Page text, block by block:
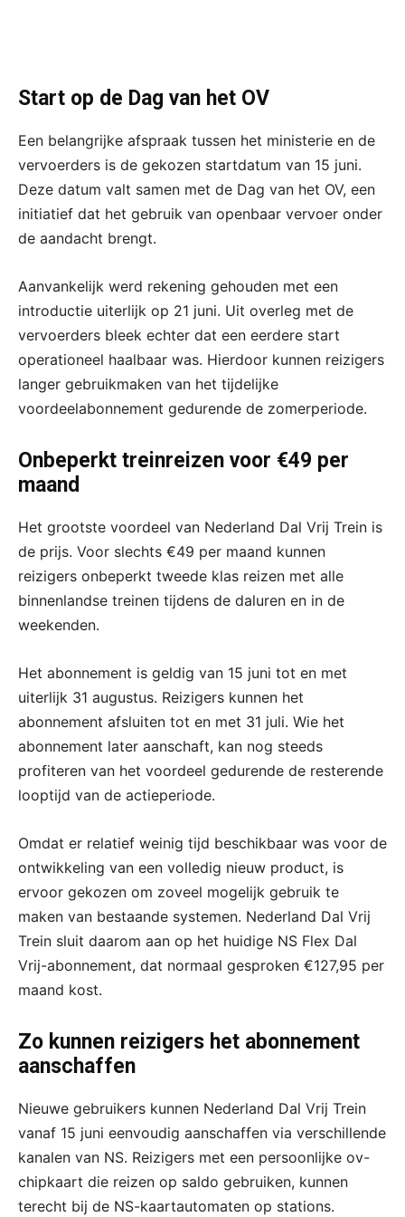
Start op de Dag van het OV
Een belangrijke afspraak tussen het ministerie en de
vervoerders is de gekozen startdatum van 15 juni.
Deze datum valt samen met de Dag van het OV, een
initiatief dat het gebruik van openbaar vervoer onder
de aandacht brengt.
Aanvankelijk werd rekening gehouden met een
introductie uiterlijk op 21 juni. Uit overleg met de
vervoerders bleek echter dat een eerdere start
operationeel haalbaar was. Hierdoor kunnen reizigers
langer gebruikmaken van het tijdelijke
voordeelabonnement gedurende de zomerperiode.
Onbeperkt treinreizen voor €49 per
maand
Het grootste voordeel van Nederland Dal Vrij Trein is
de prijs. Voor slechts €49 per maand kunnen
reizigers onbeperkt tweede klas reizen met alle
binnenlandse treinen tijdens de daluren en in de
weekenden.
Het abonnement is geldig van 15 juni tot en met
uiterlijk 31 augustus. Reizigers kunnen het
abonnement afsluiten tot en met 31 juli. Wie het
abonnement later aanschaft, kan nog steeds
profiteren van het voordeel gedurende de resterende
looptijd van de actieperiode.
Omdat er relatief weinig tijd beschikbaar was voor de
ontwikkeling van een volledig nieuw product, is
ervoor gekozen om zoveel mogelijk gebruik te
maken van bestaande systemen. Nederland Dal Vrij
Trein sluit daarom aan op het huidige NS Flex Dal
Vrij-abonnement, dat normaal gesproken €127,95 per
maand kost.
Zo kunnen reizigers het abonnement
aanschaffen
Nieuwe gebruikers kunnen Nederland Dal Vrij Trein
vanaf 15 juni eenvoudig aanschaffen via verschillende
kanalen van NS. Reizigers met een persoonlijke ov-
chipkaart die reizen op saldo gebruiken, kunnen
terecht bij de NS-kaartautomaten op stations.